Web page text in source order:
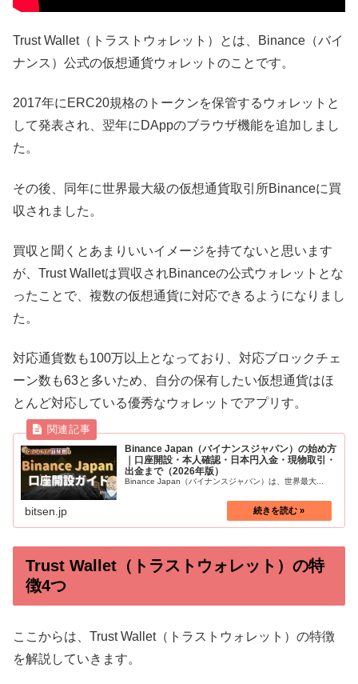
Trust Wallet（トラストウォレット）とは、Binance（バイ
ナンス）公式の仮想通貨ウォレットのことです。
2017年にERC20規格のトークンを保管するウォレットと
して発表され、翌年にDAppのブラウザ機能を追加しまし
た。
その後、同年に世界最大級の仮想通貨取引所Binanceに買
収されました。
買収と聞くとあまりいいイメージを持てないと思います
が、Trust Walletは買収されBinanceの公式ウォレットとな
ったことで、複数の仮想通貨に対応できるようになりまし
た。
対応通貨数も100万以上となっており、対応ブロックチェ
ーン数も63と多いため、自分の保有したい仮想通貨はほ
とんど対応している優秀なウォレットでアプリす。
Binance Japan（バイナンスジャパン）の始め方
｜口座開設・本人確認・日本円入金・現物取引・
出金まで（2026年版）
Binance Japan（バイナンスジャパン）は、世界最大...
bitsen.jp
Trust Wallet（トラストウォレット）の特
徴4つ
ここからは、Trust Wallet（トラストウォレット）の特徴
を解説していきます。